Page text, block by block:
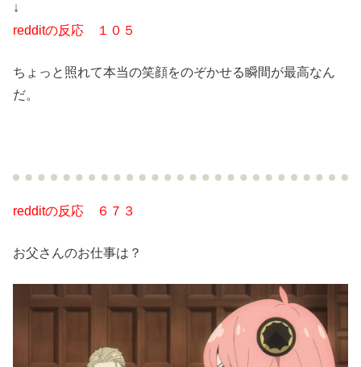
↓
redditの反応 １０５
ちょっと照れて本当の笑顔をのぞかせる瞬間が最高なん
だ。
redditの反応 ６７３
お父さんのお仕事は？